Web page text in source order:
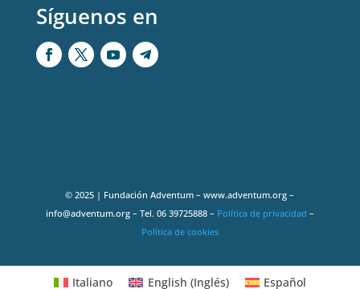
Síguenos en
© 2025 | Fundación Adventum – www.adventum.org –
info@adventum.org – Tel. 06 39725888 – Política de privacidad –
Política de cookies
Italiano English (Inglés) Español